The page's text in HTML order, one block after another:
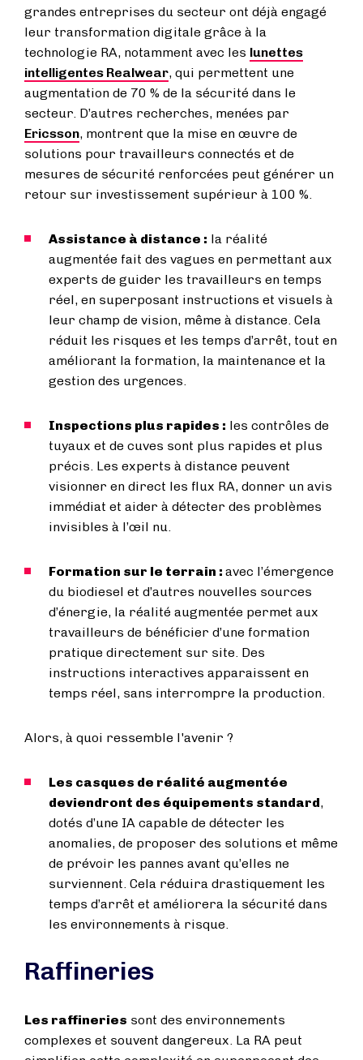
grandes entreprises du secteur ont déjà engagé
leur transformation digitale grâce à la
technologie RA, notamment avec les lunettes
intelligentes Realwear, qui permettent une
augmentation de 70 % de la sécurité dans le
secteur. D’autres recherches, menées par
Ericsson, montrent que la mise en œuvre de
solutions pour travailleurs connectés et de
mesures de sécurité renforcées peut générer un
retour sur investissement supérieur à 100 %.
Assistance à distance : la réalité
augmentée fait des vagues en permettant aux
experts de guider les travailleurs en temps
réel, en superposant instructions et visuels à
leur champ de vision, même à distance. Cela
réduit les risques et les temps d’arrêt, tout en
améliorant la formation, la maintenance et la
gestion des urgences.
Inspections plus rapides : les contrôles de
tuyaux et de cuves sont plus rapides et plus
précis. Les experts à distance peuvent
visionner en direct les flux RA, donner un avis
immédiat et aider à détecter des problèmes
invisibles à l’œil nu.
Formation sur le terrain : avec l’émergence
du biodiesel et d’autres nouvelles sources
d’énergie, la réalité augmentée permet aux
travailleurs de bénéficier d’une formation
pratique directement sur site. Des
instructions interactives apparaissent en
temps réel, sans interrompre la production.
Alors, à quoi ressemble l'avenir ?
Les casques de réalité augmentée
deviendront des équipements standard,
dotés d’une IA capable de détecter les
anomalies, de proposer des solutions et même
de prévoir les pannes avant qu’elles ne
surviennent. Cela réduira drastiquement les
temps d’arrêt et améliorera la sécurité dans
les environnements à risque.
Raffineries
Les raffineries sont des environnements
complexes et souvent dangereux. La RA peut